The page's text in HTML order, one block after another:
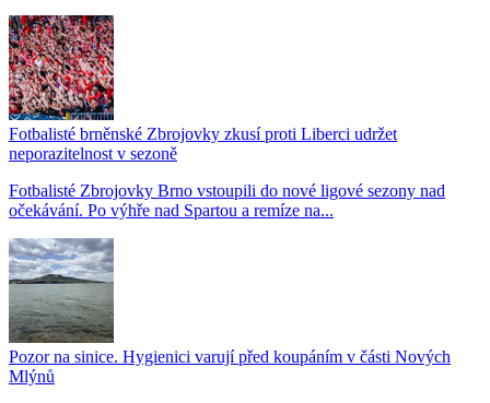
Fotbalisté brněnské Zbrojovky zkusí proti Liberci udržet
neporazitelnost v sezoně
Fotbalisté Zbrojovky Brno vstoupili do nové ligové sezony nad
očekávání. Po výhře nad Spartou a remíze na...
Pozor na sinice. Hygienici varují před koupáním v části Nových
Mlýnů